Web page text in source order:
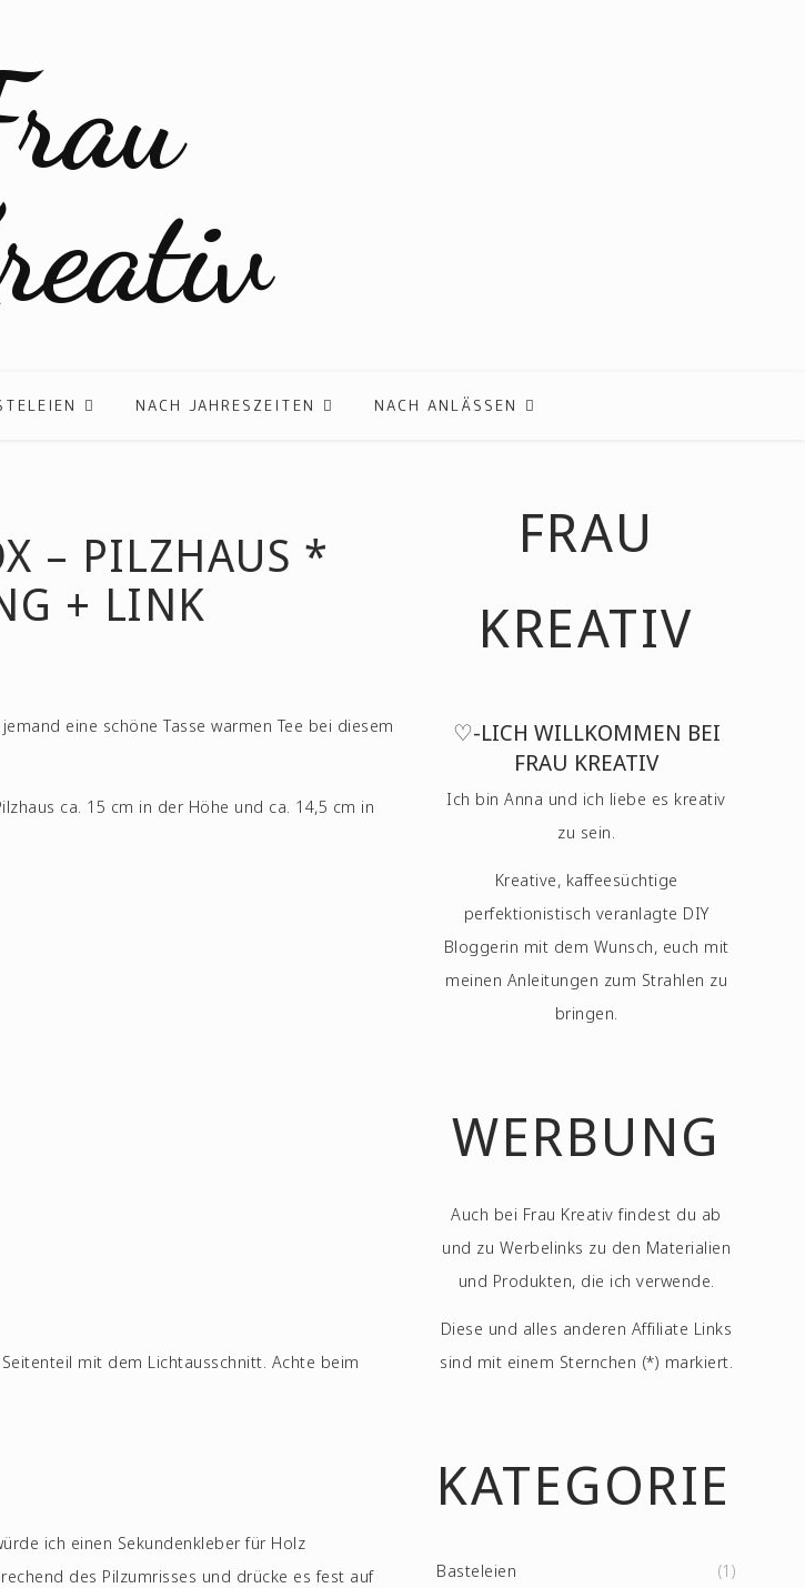
NACH JAHRESZEITEN NACH ANLÄSSEN
– PILZHAUS *
+ LINK
eine schöne Tasse warmen Tee bei diesem
ca. 15 cm in der Höhe und ca. 14,5 cm in
mit dem Lichtausschnitt. Achte beim
ich einen Sekundenkleber für Holz
des Pilzumrisses und drücke es fest auf
FRAU
KREATIV
♡-LICH WILLKOMMEN BEI
FRAU KREATIV
Ich bin Anna und ich liebe es kreativ
zu sein.
Kreative, kaffeesüchtige
perfektionistisch veranlagte DIY
Bloggerin mit dem Wunsch, euch mit
meinen Anleitungen zum Strahlen zu
bringen.
WERBUNG
Auch bei Frau Kreativ findest du ab
und zu Werbelinks zu den Materialien
und Produkten, die ich verwende.
Diese und alles anderen Affiliate Links
sind mit einem Sternchen (*) markiert.
KATEGORIEN
Basteleien (1)